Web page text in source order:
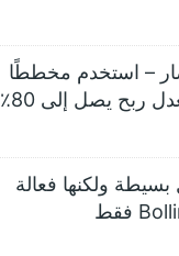
– استخدم مخططًا
ربح يصل إلى 80٪
بسيطة ولكنها فعالة